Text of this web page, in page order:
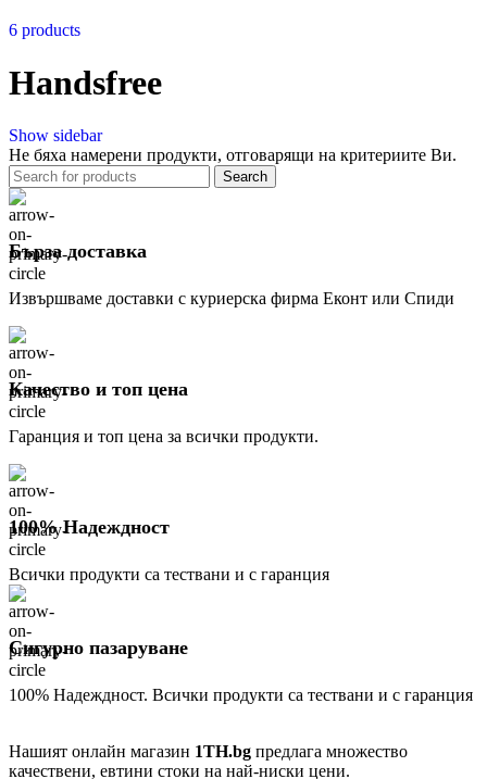
6 products
Handsfree
Show sidebar
Не бяха намерени продукти, отговарящи на критериите Ви.
Search
Бърза доставка
Извършваме доставки с куриерска фирма Еконт или Спиди
Качество и топ цена
Гаранция и топ цена за всички продукти.
100% Надеждност
Всички продукти са тествани и с гаранция
Сигурно пазаруване
100% Надеждност. Всички продукти са тествани и с гаранция
Нашият онлайн магазин 1TH.bg предлага множество
качествени, евтини стоки на най-ниски цени.